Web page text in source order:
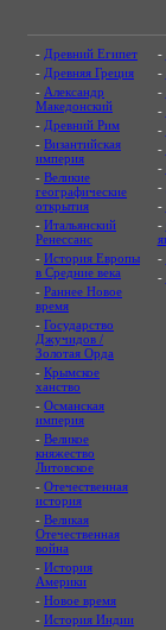
- Древний Египет
- Древняя Греция
- Александр
Македонский
- Древний Рим
- Византийская
империя
- Великие
географические
открытия
- Итальянский
Ренессанс
- История Европы
в Средние века
- Раннее Новое
время
- Государство
Джучидов /
Золотая Орда
- Крымское
ханство
- Османская
империя
- Великое
княжество
Литовское
- Отечественная
история
- Великая
Отечественная
война
- История
Америки
- Новое время
- История Индии
-
-
-
-
-
-
-
-
-
-
-
-